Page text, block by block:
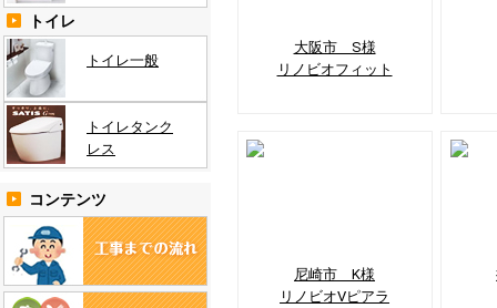
トイレ
トイレ一般
トイレタンク
レス
コンテンツ
大阪市 S様
リノビオフィット
尼崎市 K様
リノビオVピアラ